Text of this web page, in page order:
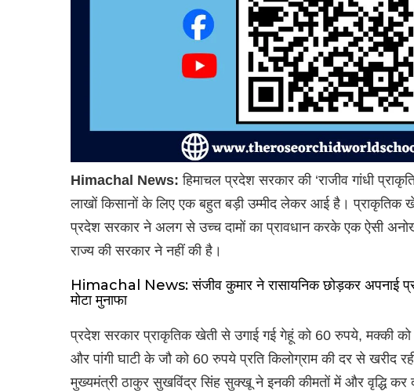
Himachal News: हिमाचल प्रदेश सरकार की ‘राजीव गांधी
लाखों किसानों के लिए एक बहुत बड़ी उम्मीद लेकर आई है। प्राकृतिक
प्रदेश सरकार ने अलग से उच्च दामों का प्रावधान करके एक ऐसी
राज्य की सरकार ने नहीं की है।
Himachal News: संजीव कुमार ने रासायनिक छोड़कर अपनाई
मोटा मुनाफा
प्रदेश सरकार प्राकृतिक खेती से उगाई गई गेहूं को 60 रुपये, मक्की
और पांगी घाटी के जौ को 60 रुपये प्रति किलोग्राम की दर से खरीद
मुख्यमंत्री ठाकुर सुखविंद्र सिंह सुक्खू ने इनकी कीमतों में और वृद्धि कर